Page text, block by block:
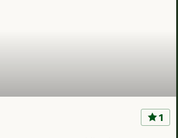
en ferrocarriles (RMPPFF y
1